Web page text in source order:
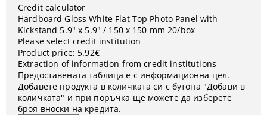
Credit calculator
Hardboard Gloss White Flat Top Photo Panel with
Kickstand 5.9" x 5.9" / 150 x 150 mm 20/box
Please select credit institution
Product price: 5.92€
Extraction of information from credit institutions
Предоставената таблица е с информационна цел.
Добавете продукта в количката си с бутона "Добави в
количката" и при поръчка ще можете да изберете
броя вноски на кредита.